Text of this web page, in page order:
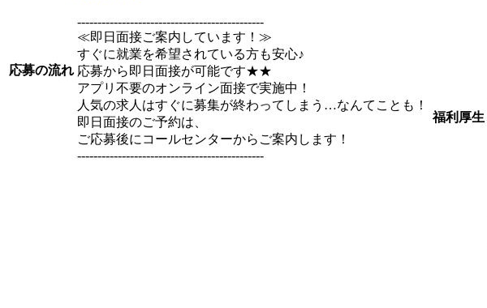
応募の流れ
----------------------------------------------
≪即日面接ご案内しています！≫
すぐに就業を希望されている方も安心♪
応募から即日面接が可能です★★
アプリ不要のオンライン面接で実施中！
人気の求人はすぐに募集が終わってしまう…なんてことも！
即日面接のご予約は、
ご応募後にコールセンターからご案内します！
----------------------------------------------
福利厚生